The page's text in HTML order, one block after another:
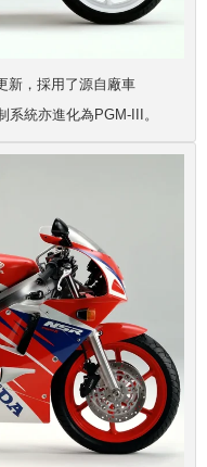
新，採用了源自廠車
系統亦進化為PGM-III。